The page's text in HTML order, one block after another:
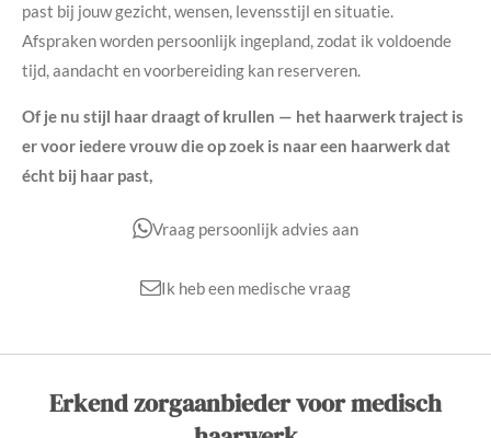
past bij jouw gezicht, wensen, levensstijl en situatie.
Afspraken worden persoonlijk ingepland, zodat ik voldoende
tijd, aandacht en voorbereiding kan reserveren.
Of je nu stijl haar draagt of krullen — het haarwerk traject is
er voor iedere vrouw die op zoek is naar een haarwerk dat
écht bij haar past,
Vraag persoonlijk advies aan
Ik heb een medische vraag
Erkend zorgaanbieder voor medisch